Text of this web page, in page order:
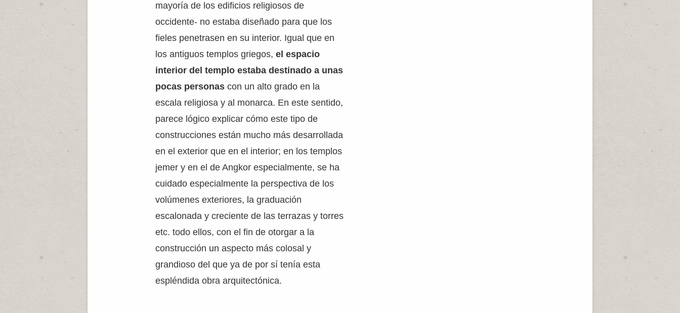
mayoría de los edificios religiosos de
occidente- no estaba diseñado para que los
fieles penetrasen en su interior. Igual que en
los antiguos templos griegos,el espacio
interior del templo estaba destinado a unas
pocas personas con un alto grado en la
escala religiosa y al monarca. En este sentido,
parece lógico explicar cómo este tipo de
construcciones están mucho más desarrollada
en el exterior que en el interior; en los templos
jemer y en el de Angkor especialmente, se ha
cuidado especialmente la perspectiva de los
volúmenes exteriores, la graduación
escalonada y creciente de las terrazas y torres
etc. todo ellos, con el fin de otorgar a la
construcción un aspecto más colosal y
grandioso del que ya de por sí tenía esta
espléndida obra arquitectónica.